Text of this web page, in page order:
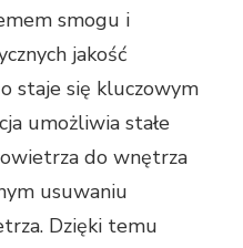
smogu i
jakość
staje się kluczowym
umożliwia stałe
do wnętrza
usuwaniu
Dzięki temu